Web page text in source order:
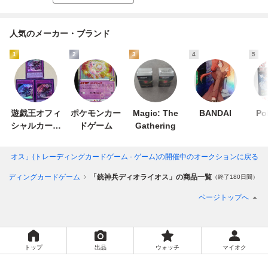
人気のメーカー・ブランド
1
遊戯王オフィ
シャルカード
ズ
2
ポケモンカー
ドゲーム
3
Magic: The
Gathering
4
BANDAI
5
イオス」(トレーディングカードゲーム - ゲーム)の開催中のオークションに戻る
ディングカードゲーム 「銃神兵ディオライオス」の商品一覧 （終了180日間）
ページトップへ
トップ 出品 ウォッチ マイオク